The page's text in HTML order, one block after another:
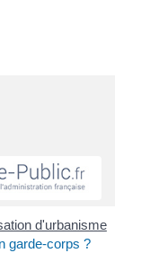
d'urbanisme
garde-corps ?